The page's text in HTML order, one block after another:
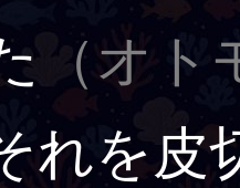
（オ
れを皮